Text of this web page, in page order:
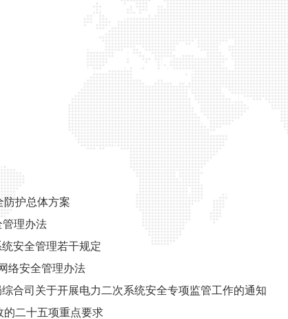
防护总体方案
管理办法
安全管理若干规定
络安全管理办法
合司关于开展电力二次系统安全专项监管工作的通知
的二十五项重点要求